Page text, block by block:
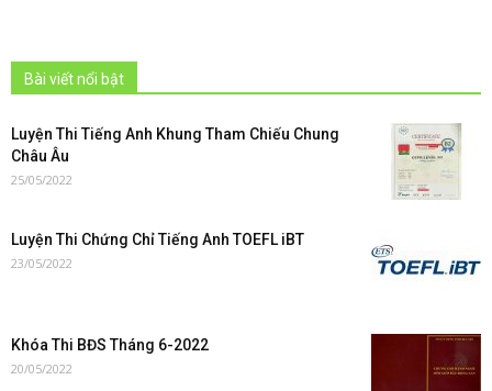
Bài viết nổi bật
Luyện Thi Tiếng Anh Khung Tham Chiếu Chung
Châu Âu
25/05/2022
Luyện Thi Chứng Chỉ Tiếng Anh TOEFL iBT
23/05/2022
Khóa Thi BĐS Tháng 6-2022
20/05/2022